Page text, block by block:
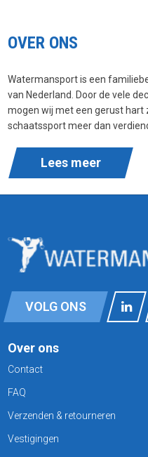
OVER ONS
Watermansport is een
van Nederland. Door de vele
mogen wij met een gerust hart
schaatssport meer dan
Lees meer
VOLG ONS
Over ons
Contact
FAQ
Verzenden & retourneren
Vestigingen